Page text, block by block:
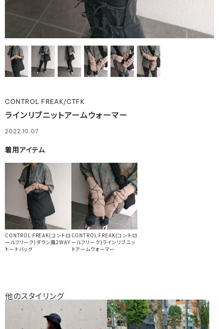
CONTROL FREAK/CTFK
ラインリブニットアームウォーマー
2022.10.07
着用アイテム
CONTROL FREAK(コントロ
ールフリーク)ダウン風2WAY
トートバッグ
CONTROL FREAK(コントロ
ールフリーク)ラインリブニッ
トアームウォーマー
他のスタイリング